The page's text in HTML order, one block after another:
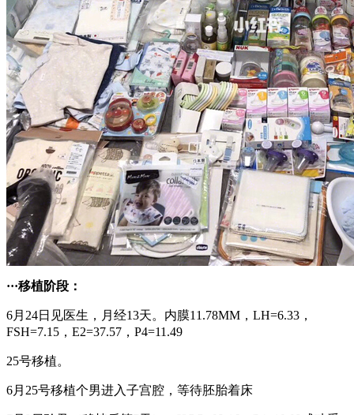
···移植阶段：
6月24日见医生，月经13天。内膜11.78MM，LH=6.33，
FSH=7.15，E2=37.57，P4=11.49
25号移植。
6月25号移植个男进入子宫腔，等待胚胎着床